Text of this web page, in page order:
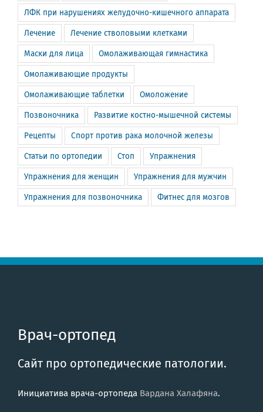
ЛФК при нарушениях желудочно-кишечного аппарата
Лечение Лечение стволовыми клетками
Маски для лица Омолаживающая гимнастика
Омолаживающие продукты
Омолаживающие таблетки Омоложение
Позвоночника Развитие костно-мышечной системы
Рецепты Спорт против рака молочной железы
Статьи по ортопедии Стоп Упражнения
Упражнения для женщин Упражнения для мужчин
Упражнения для позвоночника Фитнес для мозгов
Врач-ортопед
Сайт про ортопедические патологии.
Инициатива врача-ортопеда Вардана Халафяна.